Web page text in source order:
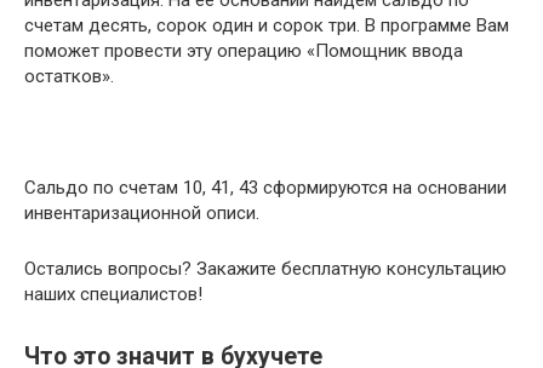
счетам десять, сорок один и сорок три. В программе Вам
поможет провести эту операцию «Помощник ввода
остатков».
Сальдо по счетам 10, 41, 43 сформируются на основании
инвентаризационной описи.
Остались вопросы? Закажите бесплатную консультацию
наших специалистов!
Что это значит в бухучете